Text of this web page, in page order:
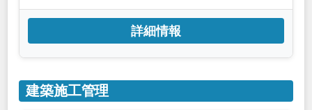
詳細情報
建築施工管理